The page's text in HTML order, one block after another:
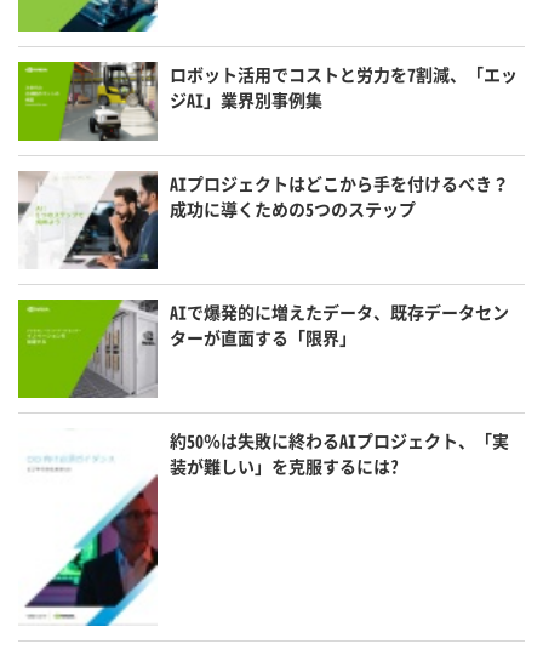
ロボット活用でコストと労力を7割減、「エッ
ジAI」業界別事例集
AIプロジェクトはどこから手を付けるべき？
成功に導くための5つのステップ
AIで爆発的に増えたデータ、既存データセン
ターが直面する「限界」
約50％は失敗に終わるAIプロジェクト、「実
装が難しい」を克服するには?